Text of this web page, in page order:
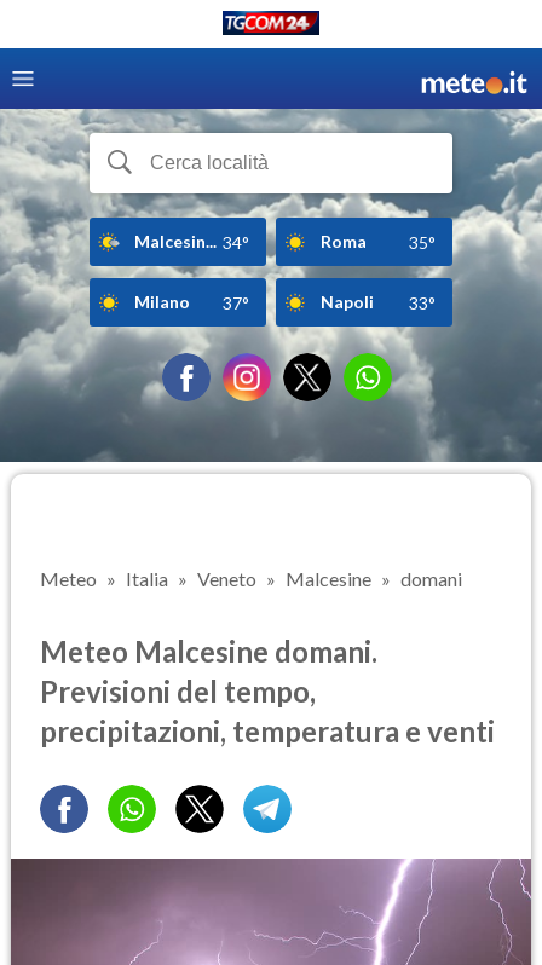
Malcesin... 34° Roma 35°
Milano 37° Napoli 33°
Meteo Italia Veneto Malcesine domani
Meteo Malcesine domani.
Previsioni del tempo,
precipitazioni, temperatura e venti